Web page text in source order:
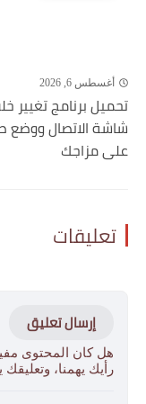
أغسطس 6, 2026
تحميل برنامج تغيير
شاشة الاتصال ووضع
على مزاجك
تعليقات
إرسال تعليق
هل كان المحتوى
رأيك يهمنا،